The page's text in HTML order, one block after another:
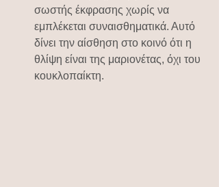
σωστής έκφρασης χωρίς να
εμπλέκεται συναισθηματικά. Αυτό
δίνει την αίσθηση στο κοινό ότι η
θλίψη είναι της μαριονέτας, όχι του
κουκλοπαίκτη.